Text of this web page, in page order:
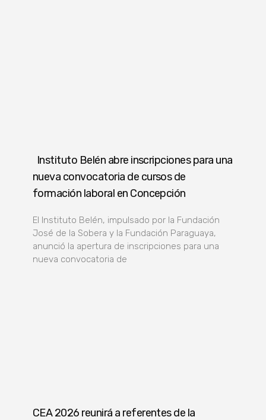
Instituto Belén abre inscripciones para una
nueva convocatoria de cursos de
formación laboral en Concepción
El Instituto Belén, impulsado por la Fundación
José de la Sobera y la Fundación Paraguaya,
anunció la apertura de inscripciones para una
nueva convocatoria de
CEA 2026 reunirá a referentes de la